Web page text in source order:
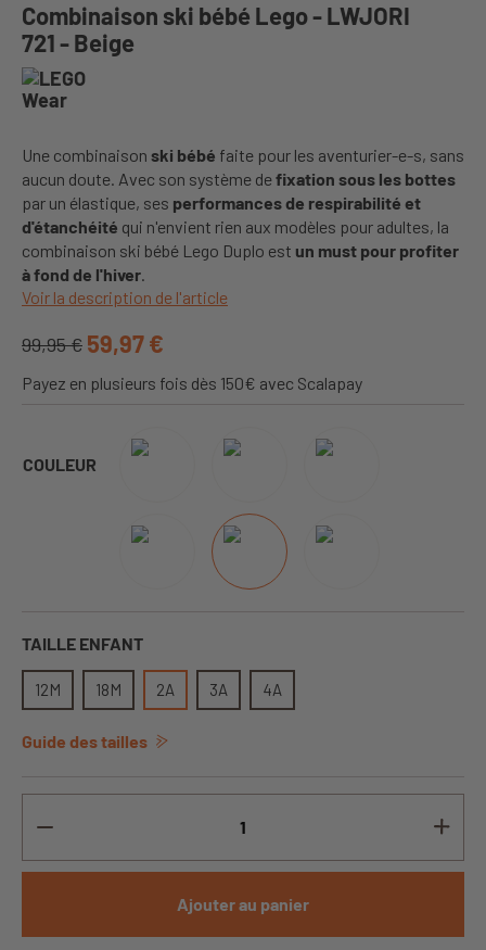
Combinaison ski bébé Lego - LWJORI
721 - Beige
Une combinaison ski bébé faite pour les aventurier-e-s, sans
aucun doute. Avec son système defixation sous les bottes
par un élastique, ses performances de respirabilité et
d'étanchéité qui n'envient rien aux modèles pour adultes, la
combinaison ski bébé Lego Duplo est un must pour profiter
à fond de l'hiver.
Voir la description de l'article
99,95 € 59,97 €
Payez en plusieurs fois dès 150€ avec Scalapay
COULEUR
TAILLE ENFANT
12M 18M 2A 3A 4A
Guide des tailles
Ajouter au panier